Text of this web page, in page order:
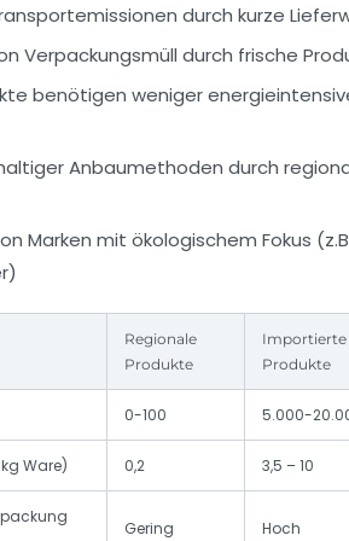
durch kurze
Verpackungsmüll durch frische
benötigen weniger
Anbaumethoden durch
Marken mit ökologischem Fokus
Regionale
Produkte
Importierte
Produkte
0-100 5.000-
Ware) 0,2 3,5 – 10
Gering Hoch